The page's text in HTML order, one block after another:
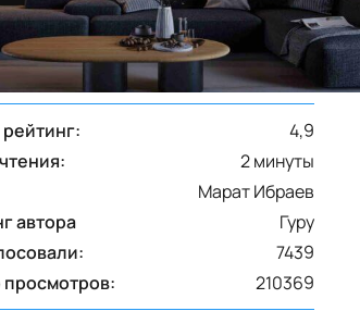
4,9
2 минуты
Марат Ибраев
автора
Гуру
7439
просмотров:
210369